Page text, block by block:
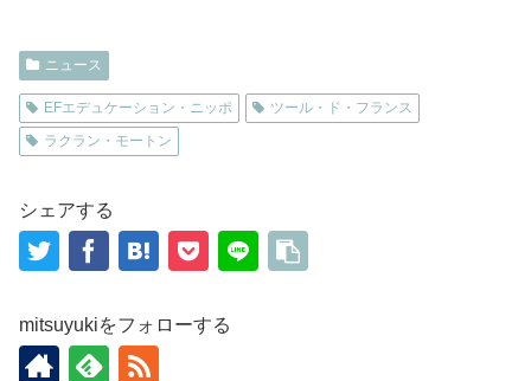
ニュース
EFエデュケーション・ニッポ
ツール・ド・フランス
ラクラン・モートン
シェアする
mitsuyukiをフォローする